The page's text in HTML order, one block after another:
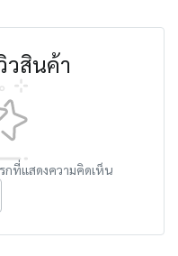
วสินค้า
กที่แสดงความคิดเห็น